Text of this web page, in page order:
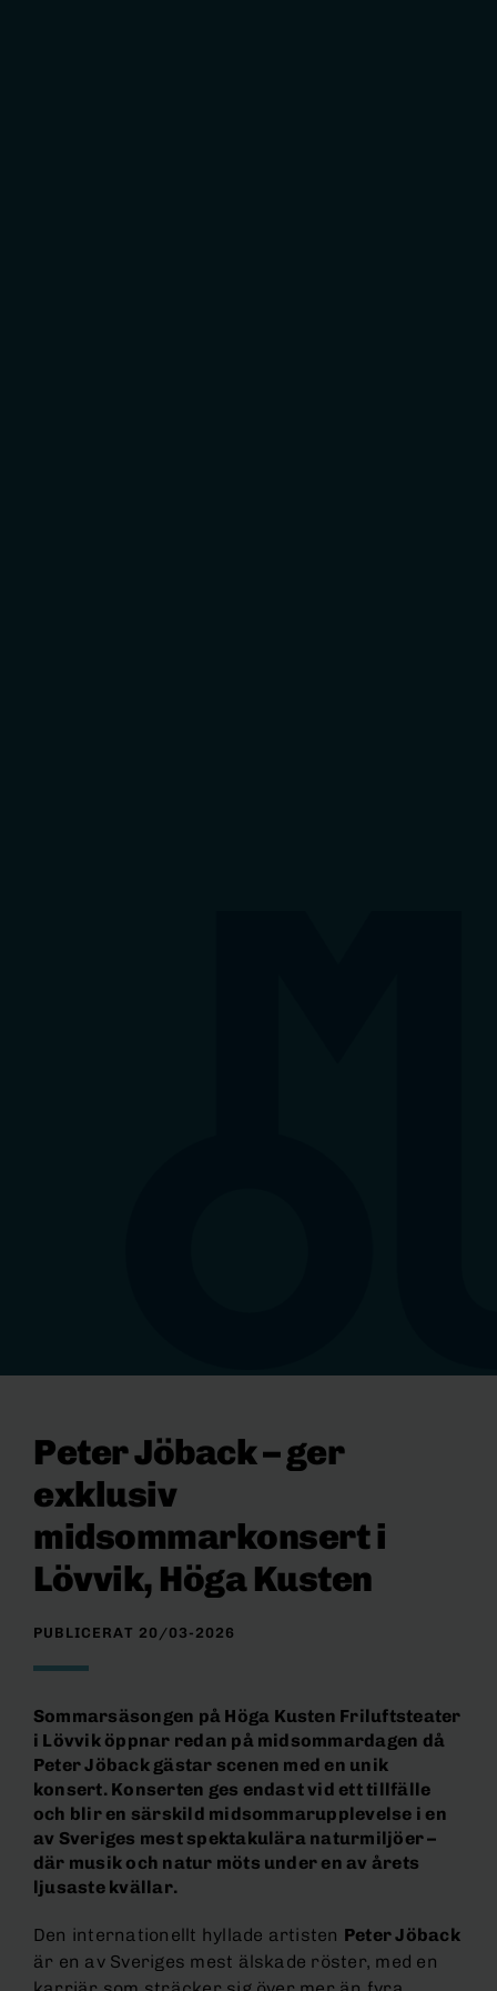
Peter Jöback – ger
exklusiv
midsommarkonsert i
Lövvik, Höga Kusten
PUBLICERAT 20/03-2026
Sommarsäsongen på Höga Kusten Friluftsteater
i Lövvik öppnar redan på midsommardagen då
Peter Jöback gästar scenen med en unik
konsert. Konserten ges endast vid ett tillfälle
och blir en särskild midsommarupplevelse i en
av Sveriges mest spektakulära naturmiljöer –
där musik och natur möts under en av årets
ljusaste kvällar.
Den internationellt hyllade artisten Peter Jöback
är en av Sveriges mest älskade röster, med en